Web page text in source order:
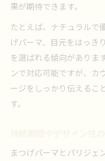
果が期待できます。
たとえば、ナチュラルで
げパーマ、目元をはっき
を選ばれる傾向がありま
ンで対応可能ですが、カ
ージをしっかり伝えるこ
す。
持続期間やデザイン性
まつげパーマとパリジェ